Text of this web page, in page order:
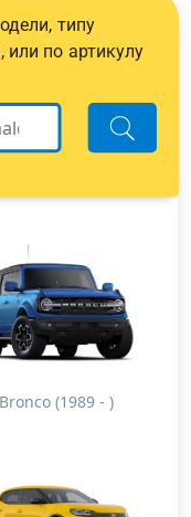
типу
или по артикулу
Bronco (1989 - )